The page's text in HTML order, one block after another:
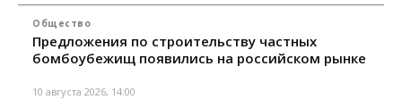
Общество
Предложения по строительству частных
бомбоубежищ появились на российском рынке
10 августа 2026, 14:00